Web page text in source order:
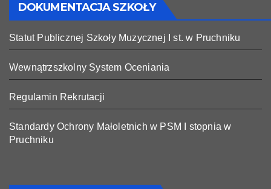
DOKUMENTACJA SZKOŁY
Statut Publicznej Szkoły Muzycznej I st. w Pruchniku
Wewnątrzszkolny System Oceniania
Regulamin Rekrutacji
Standardy Ochrony Małoletnich w PSM I stopnia w
Pruchniku